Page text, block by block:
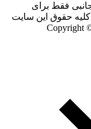
فقط برای
کلیه حقوق این سایت